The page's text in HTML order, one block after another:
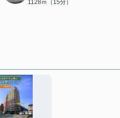
1128ｍ（15分）